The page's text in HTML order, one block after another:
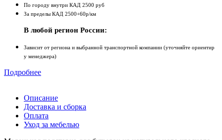
По городу внутри КАД 2500 руб
За пределы КАД 2500+60р/км
В любой регион России:
Зависит от региона и выбранной транспортной компании (уточняйте ориентир
у менеджера)
Подробнее
Описание
Доставка и сборка
Оплата
Уход за мебелью